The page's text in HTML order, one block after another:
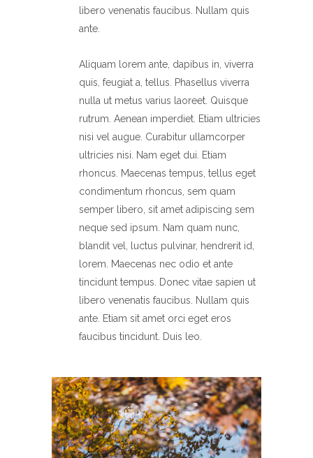
libero venenatis faucibus. Nullam quis
ante.
Aliquam lorem ante, dapibus in, viverra
quis, feugiat a, tellus. Phasellus viverra
nulla ut metus varius laoreet. Quisque
rutrum. Aenean imperdiet. Etiam ultricies
nisi vel augue. Curabitur ullamcorper
ultricies nisi. Nam eget dui. Etiam
rhoncus. Maecenas tempus, tellus eget
condimentum rhoncus, sem quam
semper libero, sit amet adipiscing sem
neque sed ipsum. Nam quam nunc,
blandit vel, luctus pulvinar, hendrerit id,
lorem. Maecenas nec odio et ante
tincidunt tempus. Donec vitae sapien ut
libero venenatis faucibus. Nullam quis
ante. Etiam sit amet orci eget eros
faucibus tincidunt. Duis leo.